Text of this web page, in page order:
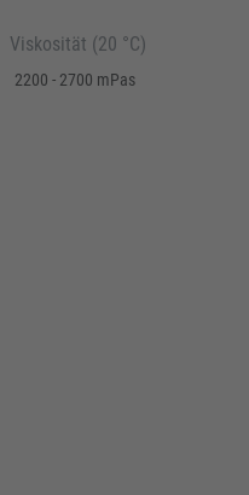
Viskosität (20 °C)
2200 - 2700 mPas